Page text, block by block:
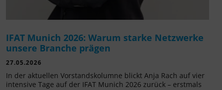
IFAT Munich 2026: Warum starke Netzwerke
unsere Branche prägen
27.05.2026
In der aktuellen Vorstandskolumne blickt Anja Rach auf vier
intensive Tage auf der IFAT Munich 2026 zurück – erstmals